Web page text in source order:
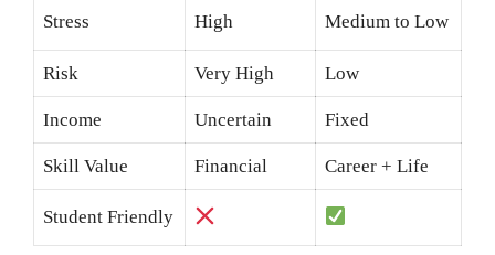
Stress High Medium to Low
Risk Very High Low
Income Uncertain Fixed
Skill Value Financial Career + Life
Student Friendly